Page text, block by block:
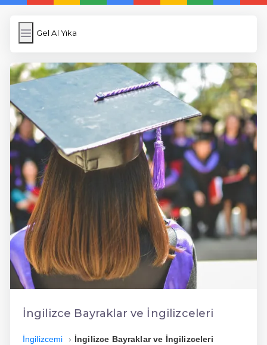
Gel Al Yıka
Gel Al Yıka
Subir Imagen
Wordpress Cache
Anasayfa
5 Günde İngilizce
İngilizce
Dil Eğitimi
En Hızlı İngilizce
En Kolay İngilizce
En Ucuz İngilizce
En Uygun İngilizce
Hızlı İngilizce
İngilizce Bayraklar ve İngilizceleri
İngilizcemi İngilizce Bayraklar ve İngilizceleri